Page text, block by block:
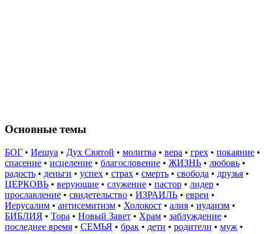
Основные темы
БОГ • Иешуа • Дух Святой • молитва • вера • грех • покаяние •
спасение • исцеление • благословение • ЖИЗНЬ • любовь •
радость • деньги • успех • страх • смерть • свобода • друзья •
ЦЕРКОВЬ • верующие • служение • пастор • лидер •
прославление • свидетельство • ИЗРАИЛЬ • евреи •
Иерусалим • антисемитизм • Холокост • алия • иудаизм •
БИБЛИЯ • Тора • Новый Завет • Храм • заблуждение •
последнее время • СЕМЬЯ • брак • дети • родители • муж •